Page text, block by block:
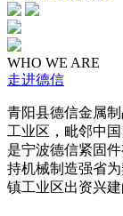
WHO WE ARE
走进德信
青阳县德信金属
工业区，毗邻中
是宁波德信紧固
持机械制造强省
镇工业区出资兴建